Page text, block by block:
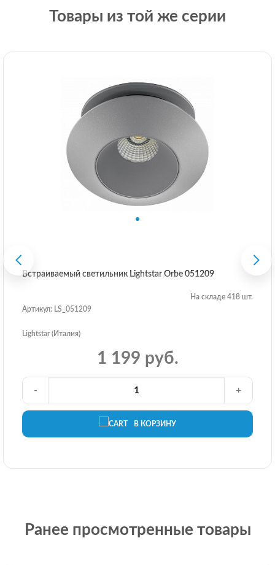
Товары из той же серии
Встраиваемый светильник Lightstar Orbe 051209
На складе 418 шт.
Артикул: LS_051209
Lightstar (Италия)
1 199 руб.
В КОРЗИНУ
- +
Ранее просмотренные товары